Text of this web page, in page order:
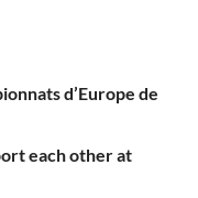
d’Europe de
each other at